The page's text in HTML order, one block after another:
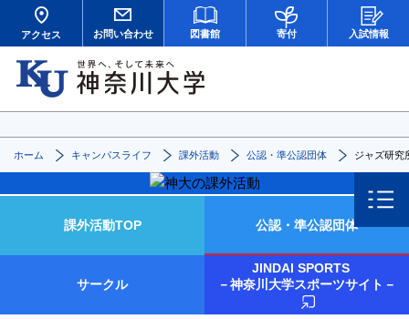
アクセス お問い合わせ 図書館 寄付 入試情報
ホーム キャンパスライフ 課外活動 公認・準公認団体 ジャズ研究
課外活動TOP 公認・準公認団体
サークル
JINDAI SPORTS
－神奈川大学スポーツサイト－